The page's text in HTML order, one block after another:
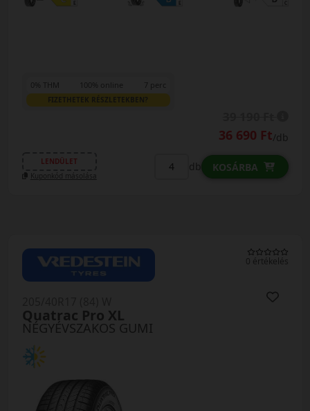
0% THM 100% online 7 perc
FIZETHETEK RÉSZLETEKBEN?
36 690 Ft/db
LENDÜLET
Kuponkód másolása
db KOSÁRBA
0 értékelés
NÉGYÉVSZAKOS GUMI
Quatrac Pro XL